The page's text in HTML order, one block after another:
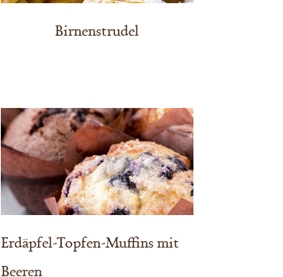
Birnenstrudel
Erdäpfel-Topfen-Muffins mit
Beeren